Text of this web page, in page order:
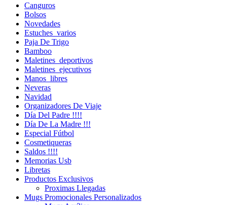
Canguros
Bolsos
Novedades
Estuches_varios
Paja De Trigo
Bamboo
Maletines_deportivos
Maletines_ejecutivos
Manos_libres
Neveras
Navidad
Organizadores De Viaje
Día Del Padre !!!!
Día De La Madre !!!
Especial Fútbol
Cosmetiqueras
Saldos !!!!
Memorias Usb
Libretas
Productos Exclusivos
Proximas Llegadas
Mugs Promocionales Personalizados